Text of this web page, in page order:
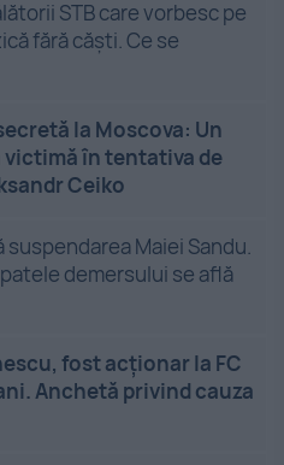
STB care vorbesc pe
fără căști. Ce se
la Moscova: Un
în tentativa de
Ceiko
Maiei Sandu.
demersului se află
fost acționar la FC
Anchetă privind cauza